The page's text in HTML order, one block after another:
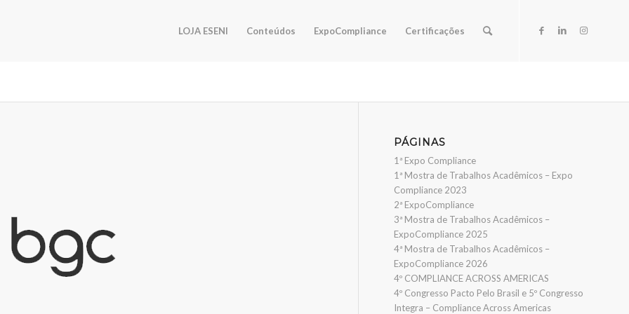
LOJA ESENI Conteúdos ExpoCompliance Certificações
PÁGINAS
1ª Expo Compliance
1ª Mostra de Trabalhos Acadêmicos – Expo
Compliance 2023
2ª ExpoCompliance
3ª Mostra de Trabalhos Acadêmicos –
ExpoCompliance 2025
4ª Mostra de Trabalhos Acadêmicos –
ExpoCompliance 2026
4º COMPLIANCE ACROSS AMERICAS
4º Congresso Pacto Pelo Brasil e 5º Congresso
Integra – Compliance Across Americas